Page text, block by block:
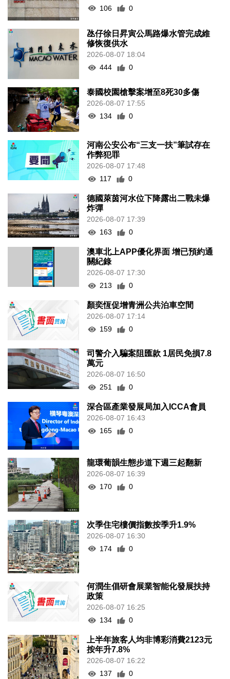
106
0
氹仔徐日昇寅公馬路爆水管完成維
修恢復供水
2026-08-07 18:04
444
0
泰國校園槍擊案增至8死30多傷
2026-08-07 17:55
134
0
河南公安公布“三支一扶”筆試存在
作弊犯罪
2026-08-07 17:48
117
0
德國萊茵河水位下降露出二戰未爆
炸彈
2026-08-07 17:39
163
0
澳車北上APP優化界面 增已預約通
關紀錄
2026-08-07 17:30
213
0
顏奕恆促增青洲公共泊車空間
2026-08-07 17:14
159
0
司警介入騙案阻匯款 1居民免損7.8
萬元
2026-08-07 16:50
251
0
深合區產業發展局加入ICCA會員
2026-08-07 16:43
165
0
龍環葡韻生態步道下週三起翻新
2026-08-07 16:39
170
0
次季住宅樓價指數按季升1.9%
2026-08-07 16:30
174
0
何潤生倡研會展業智能化發展扶持
政策
2026-08-07 16:25
134
0
上半年旅客人均非博彩消費2123元
按年升7.8%
2026-08-07 16:22
137
0